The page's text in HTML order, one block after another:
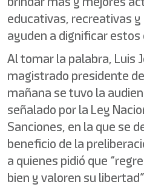
educativas, recreativas y
ayuden a dignificar estos
Al tomar la palabra, Luis
magistrado presidente
mañana se tuvo la
señalado por la Ley
Sanciones, en la que se
beneficio de la
a quienes pidió que
bien y valoren su